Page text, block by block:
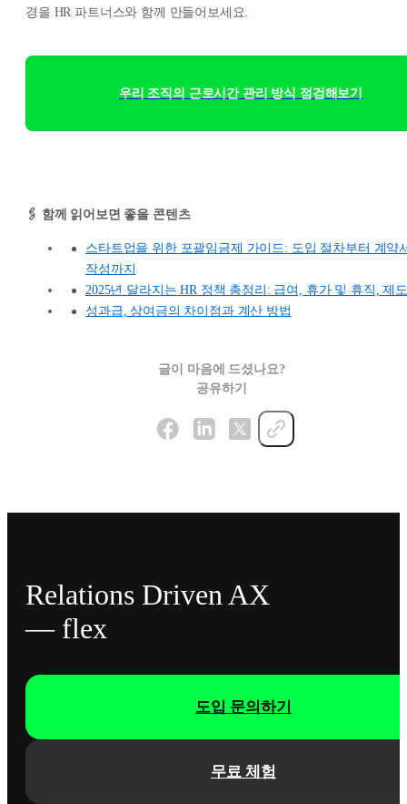
경을 HR 파트너스와 함께 만들어보세요.
우리 조직의 근로시간 관리 방식 점검해보기
🖇️ 함께 읽어보면 좋을 콘텐츠
스타트업을 위한 포괄임금제 가이드: 도입 절차부터 계약
작성까지
2025년 달라지는 HR 정책 총정리: 급여, 휴가 및 휴직, 제
성과급, 상여금의 차이점과 계산 방법
글이 마음에 드셨나요?
공유하기
Relations Driven AX
— flex
무료 체험
도입 문의하기